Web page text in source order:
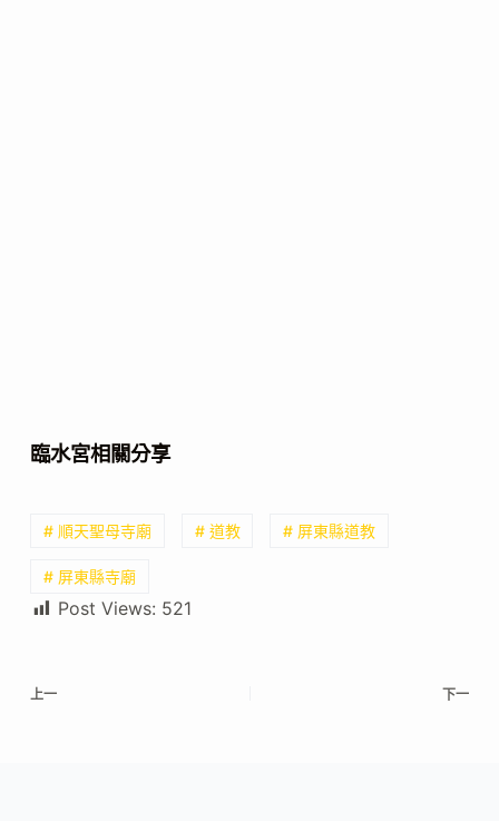
臨水宮相關分享
# 順天聖母寺廟 # 道教 # 屏東縣道教
# 屏東縣寺廟
Post Views: 521
上一 下一